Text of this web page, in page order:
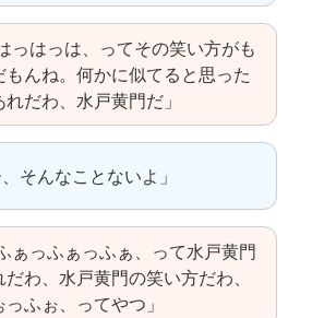
っはっは、ってその笑い方がも
もんね。何かに似てると思った
だわ、水戸黄門だ」
、そんなことないよ」
ぁっふぁっふぁ、って水戸黄門
わ、水戸黄門の笑い方だわ、
ふぉ、ってやつ」